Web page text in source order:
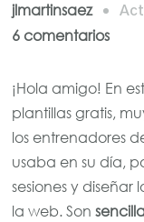
jlmartinsaez
6 comentariosen
gratis
para
de
¡Hola amigo! En
plantillas gratis,
los entrenadores
usaba en su día,
sesiones y diseñar
la web. Son